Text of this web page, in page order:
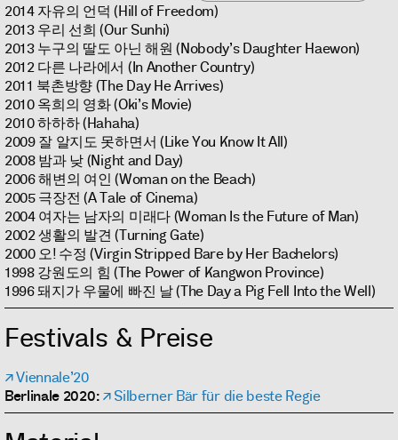
2014 자유의 언덕 (Hill of Freedom)
2013 우리 선희 (Our Sunhi)
2013 누구의 딸도 아닌 해원 (Nobody’s Daughter Haewon)
2012 다른 나라에서 (In Another Country)
2011 북촌방향 (The Day He Arrives)
2010 옥희의 영화 (Oki’s Movie)
2010 하하하 (Hahaha)
2009 잘 알지도 못하면서 (Like You Know It All)
2008 밤과 낮 (Night and Day)
2006 해변의 여인 (Woman on the Beach)
2005 극장전 (A Tale of Cinema)
2004 여자는 남자의 미래다 (Woman Is the Future of Man)
2002 생활의 발견 (Turning Gate)
2000 오! 수정 (Virgin Stripped Bare by Her Bachelors)
1998 강원도의 힘 (The Power of Kangwon Province)
1996 돼지가 우물에 빠진 날 (The Day a Pig Fell Into the Well)
Festivals & Preise
Viennale’20
Berlinale 2020:
Silberner Bär für die beste Regie